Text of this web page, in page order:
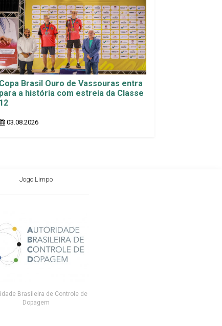
Copa Brasil Ouro de Vassouras entra
para a história com estreia da Classe
12
03.08.2026
Jogo Limpo
Brasileira de Controle de
Dopagem